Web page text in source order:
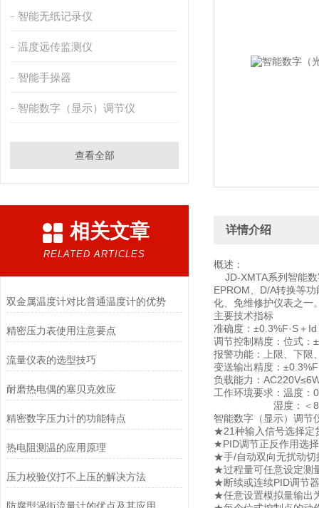
智能无纸记录仪
温度远传监测仪
智能手操器
智能数字（显示）调节仪
查看全部
相关文章
RELATED ARTICLES
双金属温度计对比普通温度计的优势
精密压力表使用注意要点
流量仪表的选型技巧
耐磨热电偶的塞贝克效应
精密数字压力计的功能特点
热电阻测温的应用原理
压力校验仪打不上压的解决方法
详情介绍
概述：
JD-XMTA系列智能数
EPROM、D/A转换等
化、免维修护仪表之一
主要技术指标
准确度：±0.3%F·S＋
调节控制精度：位式：
报警功能：上限、下限
变送输出精度：
负载能力：
工作环境要求：温度：
湿度：＜
智能数字（显示）调节
★21种输入信号选择定
★PID调节正反作用选
★手/自动双向无扰动切
★过程量可任意设定测
★断续或连续PID调节
★任意设置模拟量输出